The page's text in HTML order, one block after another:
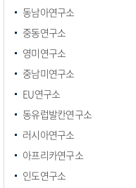
동남아연구소
중동연구소
영미연구소
중남미연구소
EU연구소
동유럽발칸연구소
러시아연구소
아프리카연구소
인도연구소